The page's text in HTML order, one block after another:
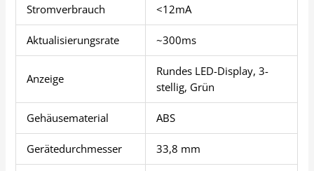
Stromverbrauch <12mA
Aktualisierungsrate ~300ms
Anzeige
Rundes LED-Display, 3-
stellig, Grün
Gehäusematerial ABS
Gerätedurchmesser 33,8 mm